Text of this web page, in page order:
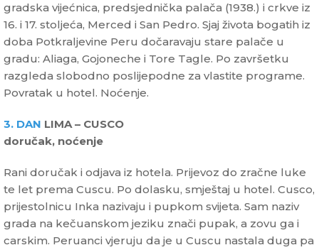
gradska vijećnica, predsjednička palača (1938.) i crkve iz
16. i 17. stoljeća, Merced i San Pedro. Sjaj života bogatih iz
doba Potkraljevine Peru dočaravaju stare palače u
gradu: Aliaga, Gojoneche i Tore Tagle. Po završetku
razgleda slobodno poslijepodne za vlastite programe.
Povratak u hotel. Noćenje.
3. DAN LIMA – CUSCO
doručak, noćenje
Rani doručak i odjava iz hotela. Prijevoz do zračne luke
te let prema Cuscu. Po dolasku, smještaj u hotel. Cusco,
prijestolnicu Inka nazivaju i pupkom svijeta. Sam naziv
grada na kečuanskom jeziku znači pupak, a zovu ga i
carskim. Peruanci vjeruju da je u Cuscu nastala duga pa